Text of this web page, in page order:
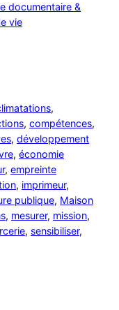
documentaire &
vie
, compétences
, développement
, économie
, empreinte
, imprimeur
publique, Maison
, mesurer, mission
, sensibiliser